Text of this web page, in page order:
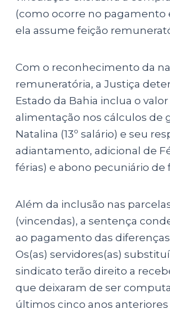
(como ocorre no pagamento
ela assume feição
Com o reconhecimento da
remuneratória, a Justiça
Estado da Bahia inclua o
alimentação nos cálculos de
Natalina (13º salário) e seu
adiantamento, adicional de
férias) e abono pecuniário de
Além da inclusão nas
(vincendas), a sentença
ao pagamento das
Os(as) servidores(as)
sindicato terão direito a
que deixaram de ser
últimos cinco anos